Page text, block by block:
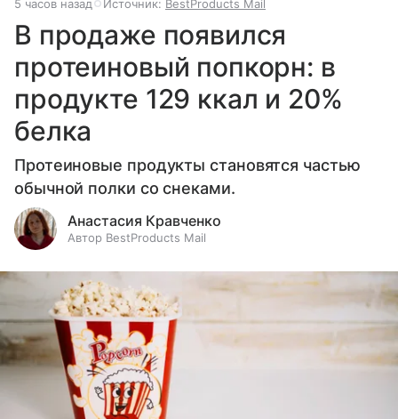
5 часов назад Источник: BestProducts Mail
В продаже появился
протеиновый попкорн: в
продукте 129 ккал и 20%
белка
Протеиновые продукты становятся частью
обычной полки со снеками.
Анастасия Кравченко
Автор BestProducts Mail